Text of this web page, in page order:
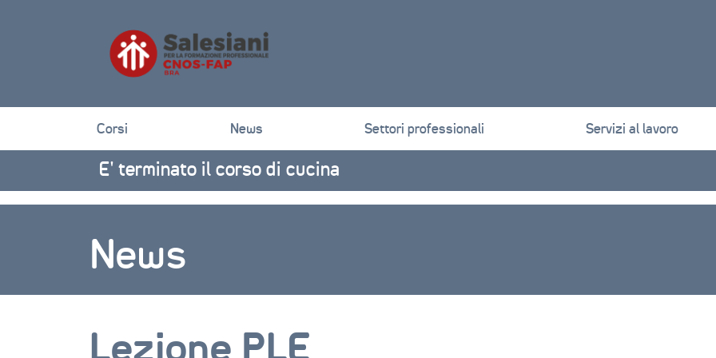
Corsi News Settori professionali Servizi al lavoro
E’ terminato il corso di cucina
News
Lezione PLE